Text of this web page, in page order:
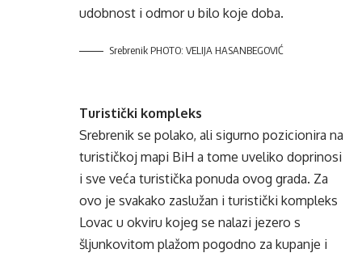
udobnost i odmor u bilo koje doba.
Srebrenik PHOTO: VELIJA HASANBEGOVIĆ
Turistički kompleks
Srebrenik se polako, ali sigurno pozicionira na
turističkoj mapi BiH a tome uveliko doprinosi
i sve veća turistička ponuda ovog grada. Za
ovo je svakako zaslužan i turistički kompleks
Lovac u okviru kojeg se nalazi jezero s
šljunkovitom plažom pogodno za kupanje i